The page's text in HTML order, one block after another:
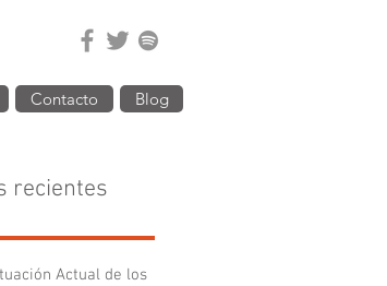
Contacto Blog
recientes
Actual de los